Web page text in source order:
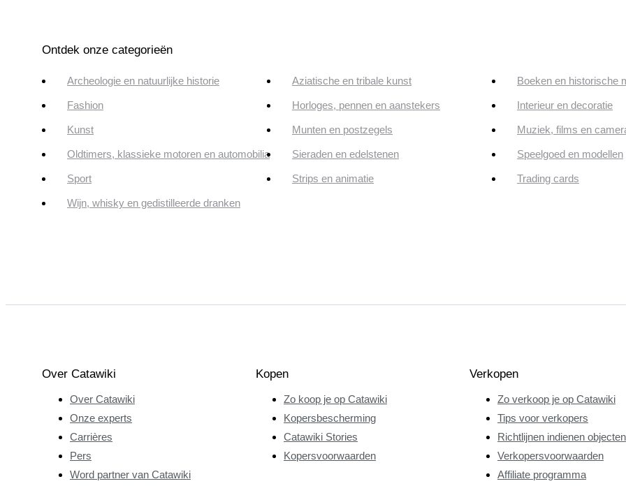
Ontdek onze categorieën
Archeologie en natuurlijke historie Aziatische en tribale kunst Boeken en historische
Fashion Horloges, pennen en aanstekers Interieur en decoratie
Kunst Munten en postzegels Muziek, films en
Oldtimers, klassieke motoren en automobilia Sieraden en edelstenen Speelgoed en modellen
Sport Strips en animatie Trading cards
Wijn, whisky en gedistilleerde dranken
Over Catawiki
Over Catawiki
Onze experts
Carrières
Pers
Word partner van Catawiki
Kopen
Zo koop je op Catawiki
Kopersbescherming
Catawiki Stories
Kopersvoorwaarden
Verkopen
Zo verkoop je op Catawiki
Tips voor verkopers
Richtlijnen indienen objecten
Verkopersvoorwaarden
Affiliate programma